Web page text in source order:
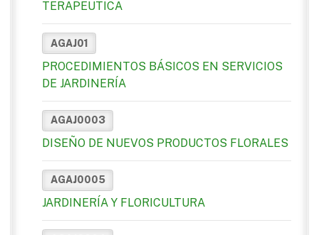
TERAPEUTICA
AGAJ01
PROCEDIMIENTOS BÁSICOS EN SERVICIOS
DE JARDINERÍA
AGAJ0003
DISEÑO DE NUEVOS PRODUCTOS FLORALES
AGAJ0005
JARDINERÍA Y FLORICULTURA